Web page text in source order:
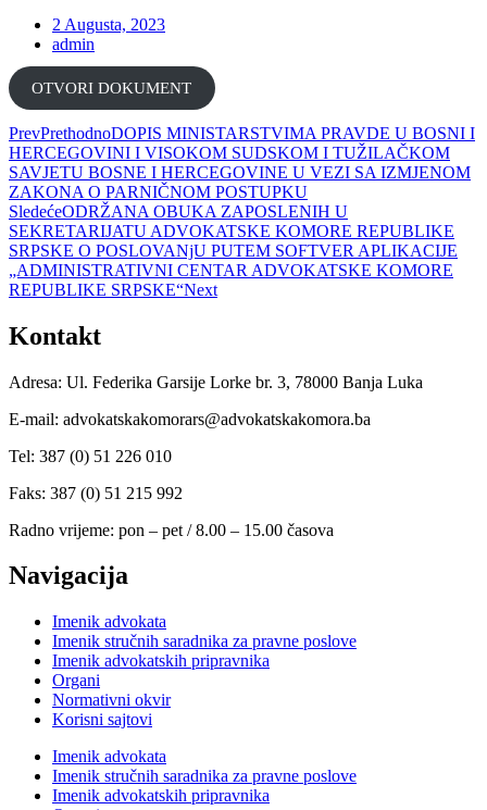
2 Augusta, 2023
admin
ОTVORI DOKUMENT
PrevPrethodnoDOPIS MINISTARSTVIMA PRAVDE U BOSNI I
HERCEGOVINI I VISOKOM SUDSKOM I TUŽILAČKOM
SAVJETU BOSNE I HERCEGOVINE U VEZI SA IZMJENOM
ZAKONA O PARNIČNOM POSTUPKU
SledećeODRŽANA OBUKA ZAPOSLENIH U
SEKRETARIJATU ADVOKATSKE KOMORE REPUBLIKE
SRPSKE O POSLOVANjU PUTEM SOFTVER APLIKACIJE
„ADMINISTRATIVNI CENTAR ADVOKATSKE KOMORE
REPUBLIKE SRPSKE“Next
Kontakt
Adresa: Ul. Federika Garsije Lorke br. 3, 78000 Banja Luka
E-mail: advokatskakomorars@advokatskakomora.ba
Tel: 387 (0) 51 226 010
Faks: 387 (0) 51 215 992
Radno vrijeme: pon – pet / 8.00 – 15.00 časova
Navigacija
Imenik advokata
Imenik stručnih saradnika za pravne poslove
Imenik advokatskih pripravnika
Organi
Normativni okvir
Korisni sajtovi
Imenik advokata
Imenik stručnih saradnika za pravne poslove
Imenik advokatskih pripravnika